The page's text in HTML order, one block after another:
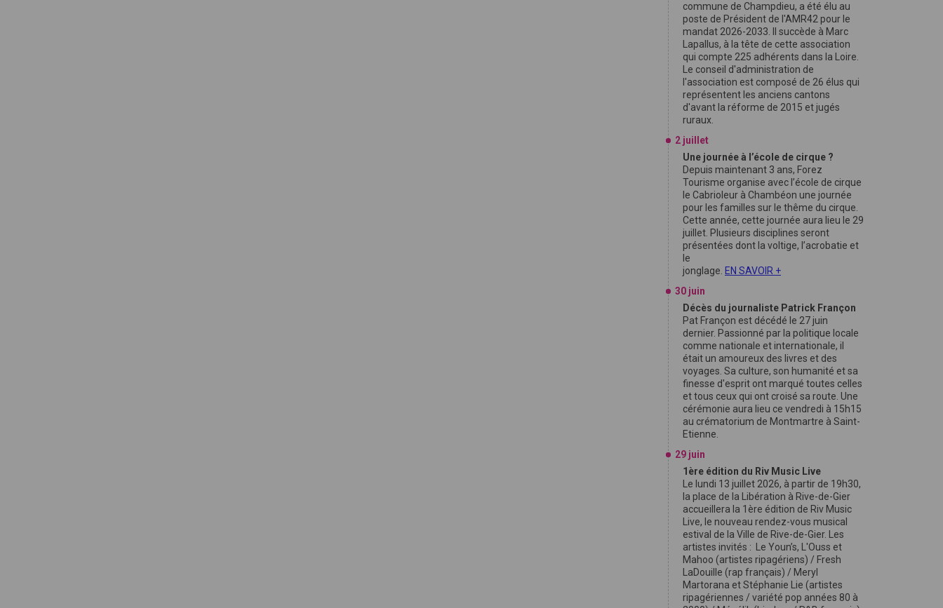
commune de Champdieu, a été élu au
poste de Président de l'AMR42 pour le
mandat 2026-2033. Il succède à Marc
Lapallus, à la tête de cette association
qui compte 225 adhérents dans la Loire.
Le conseil d'administration de
l'association est composé de 26 élus qui
représentent les anciens cantons
d'avant la réforme de 2015 et jugés
ruraux.
2 juillet
Une journée à l’école de cirque ?
Depuis maintenant 3 ans, Forez
Tourisme organise avec l’école de cirque
le Cabrioleur à Chambéon une journée
pour les familles sur le thême du cirque.
Cette année, cette journée aura lieu le 29
juillet. Plusieurs disciplines seront
présentées dont la voltige, l’acrobatie et
le
jonglage. EN SAVOIR +
30 juin
Décès du journaliste Patrick Françon
Pat Françon est décédé le 27 juin
dernier. Passionné par la politique locale
comme nationale et internationale, il
était un amoureux des livres et des
voyages. Sa culture, son humanité et sa
finesse d'esprit ont marqué toutes celles
et tous ceux qui ont croisé sa route. Une
cérémonie aura lieu ce vendredi à 15h15
au crématorium de Montmartre à Saint-
Etienne.
29 juin
1ère édition du Riv Music Live
Le lundi 13 juillet 2026, à partir de 19h30,
la place de la Libération à Rive-de-Gier
accueillera la 1ère édition de Riv Music
Live, le nouveau rendez-vous musical
estival de la Ville de Rive-de-Gier. Les
artistes invités : Le Youn’s, L'Ouss et
Mahoo (artistes ripagériens) / Fresh
LaDouille (rap français) / Meryl
Martorana et Stéphanie Lie (artistes
ripagériennes / variété pop années 80 à